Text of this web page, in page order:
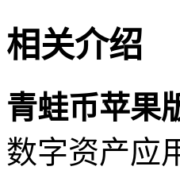
相关介绍
青蛙币苹果
数字资产应